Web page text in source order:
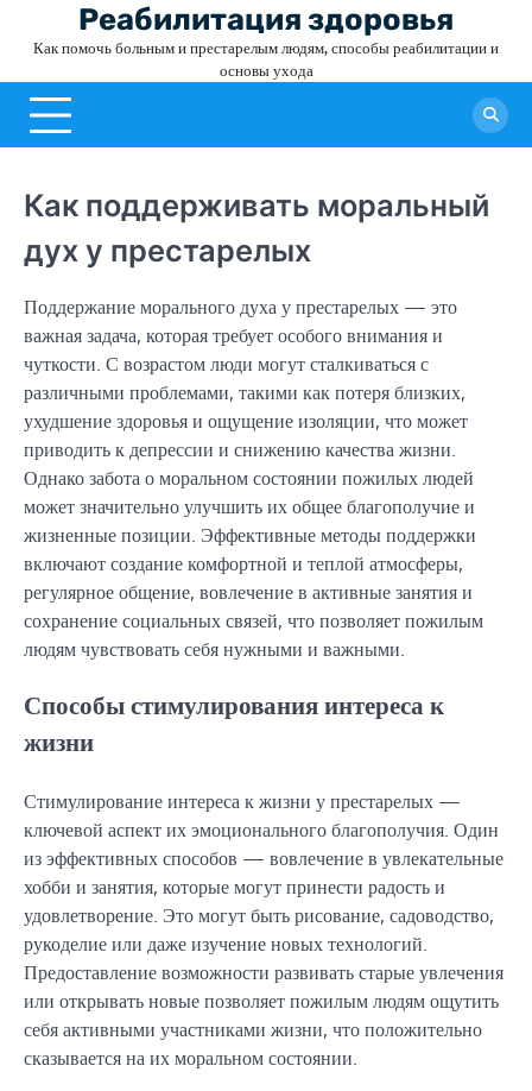
Реабилитация здоровья
Как помочь больным и престарелым людям, способы реабилитации и
основы ухода
Как поддерживать моральный
дух у престарелых
Поддержание морального духа у престарелых — это
важная задача, которая требует особого внимания и
чуткости. С возрастом люди могут сталкиваться с
различными проблемами, такими как потеря близких,
ухудшение здоровья и ощущение изоляции, что может
приводить к депрессии и снижению качества жизни.
Однако забота о моральном состоянии пожилых людей
может значительно улучшить их общее благополучие и
жизненные позиции. Эффективные методы поддержки
включают создание комфортной и теплой атмосферы,
регулярное общение, вовлечение в активные занятия и
сохранение социальных связей, что позволяет пожилым
людям чувствовать себя нужными и важными.
Способы стимулирования интереса к
жизни
Стимулирование интереса к жизни у престарелых —
ключевой аспект их эмоционального благополучия. Один
из эффективных способов — вовлечение в увлекательные
хобби и занятия, которые могут принести радость и
удовлетворение. Это могут быть рисование, садоводство,
рукоделие или даже изучение новых технологий.
Предоставление возможности развивать старые увлечения
или открывать новые позволяет пожилым людям ощутить
себя активными участниками жизни, что положительно
сказывается на их моральном состоянии.